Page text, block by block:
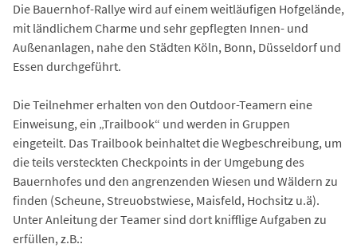
Die Bauernhof-Rallye wird auf einem weitläufigen Hofgelände,
mit ländlichem Charme und sehr gepflegten Innen- und
Außenanlagen, nahe den Städten Köln, Bonn, Düsseldorf und
Essen durchgeführt.
Die Teilnehmer erhalten von den Outdoor-Teamern eine
Einweisung, ein „Trailbook“ und werden in Gruppen
eingeteilt. Das Trailbook beinhaltet die Wegbeschreibung, um
die teils versteckten Checkpoints in der Umgebung des
Bauernhofes und den angrenzenden Wiesen und Wäldern zu
finden (Scheune, Streuobstwiese, Maisfeld, Hochsitz u.ä).
Unter Anleitung der Teamer sind dort knifflige Aufgaben zu
erfüllen, z.B.: